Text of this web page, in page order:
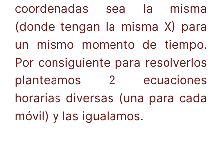
coordenadas sea la misma
(donde tengan la misma X) para
un mismo momento de tiempo.
Por consiguiente para resolverlos
planteamos 2 ecuaciones
horarias diversas (una para cada
móvil) y las igualamos.